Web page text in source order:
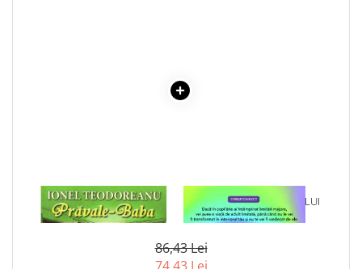
Umor
1 x PRAVALE-BABA
1 x VINDECAREA COPILULUI
INTERIOR
86,43 Lei